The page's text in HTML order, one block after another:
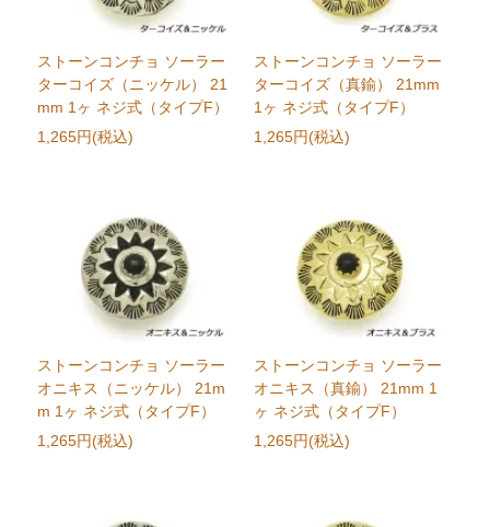
ストーンコンチョ ソーラー
ターコイズ（ニッケル） 21
mm 1ヶ ネジ式（タイプF）
1,265円(税込)
ストーンコンチョ ソーラー
ターコイズ（真鍮） 21mm
1ヶ ネジ式（タイプF）
1,265円(税込)
ストーンコンチョ ソーラー
オニキス（ニッケル） 21m
m 1ヶ ネジ式（タイプF）
1,265円(税込)
ストーンコンチョ ソーラー
オニキス（真鍮） 21mm 1
ヶ ネジ式（タイプF）
1,265円(税込)